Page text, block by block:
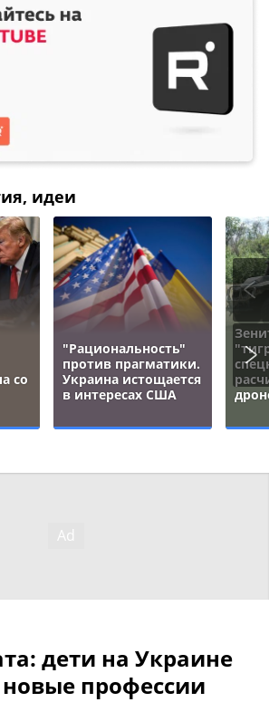
идеи
со
"Рациональность"
против прагматики.
Украина истощается
в интересах США
дети на Украине
профессии